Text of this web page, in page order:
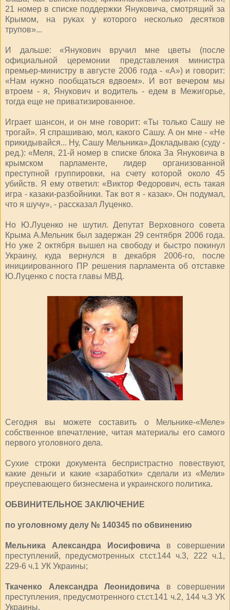
21 номер в списке поддержки Януковича, смотрящий за
Крымом, на руках у которого несколько десятков
трупов»...
И дальше: «Янукович вручил мне цветы (после
официальной церемонии представления министра
премьер-министру в августе 2006 года - «А») и говорит:
«Нам нужно пообщаться вдвоем». И вот вечером мы
втроем - я, Янукович и водитель - едем в Межигорье,
тогда еще не приватизированное.
Играет шансон, и он мне говорит: «Ты только Сашу не
трогай». Я спрашиваю, мол, какого Сашу. А он мне - «Не
прикидывайся... Ну, Сашу Мельника».Докладываю (суду -
ред.): «Меля, 21-й номер в списке блока За Януковича в
крымском парламенте, лидер организованной
преступной группировки, на счету которой около 45
убийств. Я ему ответил: «Виктор Федорович, есть такая
игра - казаки-разбойники. Так вот я - казак». Он подумал,
что я шучу», - рассказал Луценко.
Но Ю.Луценко не шутил. Депутат Верховного совета
Крыма А.Мельник был задержан 29 сентября 2006 года.
Но уже 2 октября вышел на свободу и быстро покинул
Украину, куда вернулся в декабря 2006-го, после
инициированного ПР решения парламента об отставке
Ю.Луценко с поста главы МВД.
Сегодня вы можете составить о Мельнике-«Меле»
собственное впечатление, читая материалы его самого
первого уголовного дела.
Сухие строки документа беспристрастно повествуют,
какие деньги и какие «заработки» сделали из «Мели»
преуспевающего бизнесмена и украинского политика.
ОБВИНИТЕЛЬНОЕ ЗАКЛЮЧЕНИЕ
по уголовному делу № 140345 по обвинению
Мельника Александра Иосифовича в совершении
преступлений, предусмотренных ст.ст.144 ч.3, 222 ч.1,
229-6 ч.1 УК Украины;
Ткаченко Александра Леонидовича в совершении
преступления, предусмотренного ст.ст.141 ч.2, 144 ч.3 УК
Украины.